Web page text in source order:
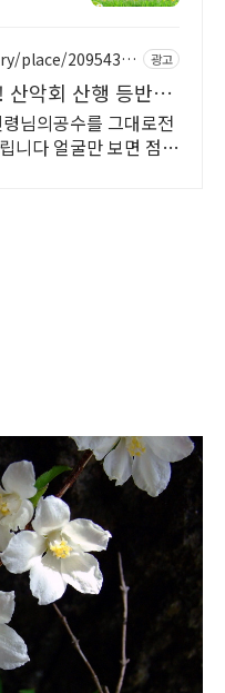
place/20954329
광고
산악회 산행 등반
님의공수를 그대로전
니다 얼굴만 보면 점사